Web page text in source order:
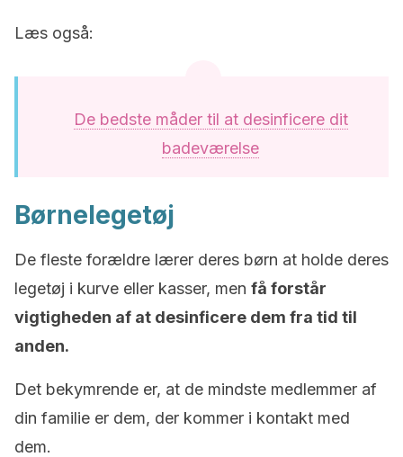
Læs også:
De bedste måder til at desinficere dit
badeværelse
Børnelegetøj
De fleste forældre lærer deres børn at holde deres
legetøj i kurve eller kasser, men få forstår
vigtigheden af ​​at desinficere dem fra tid til
anden.
Det bekymrende er, at de mindste medlemmer af
din familie er dem, der kommer i kontakt med
dem.